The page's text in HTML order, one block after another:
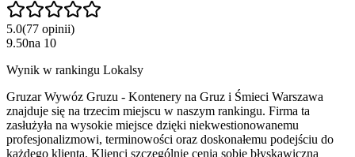
5.0(77 opinii)
9.50na 10
Wynik w rankingu Lokalsy
Gruzar Wywóz Gruzu - Kontenery na Gruz i Śmieci Warszawa
znajduje się na trzecim miejscu w naszym rankingu. Firma ta
zasłużyła na wysokie miejsce dzięki niekwestionowanemu
profesjonalizmowi, terminowości oraz doskonałemu podejściu do
każdego klienta. Klienci szczególnie cenią sobie błyskawiczną